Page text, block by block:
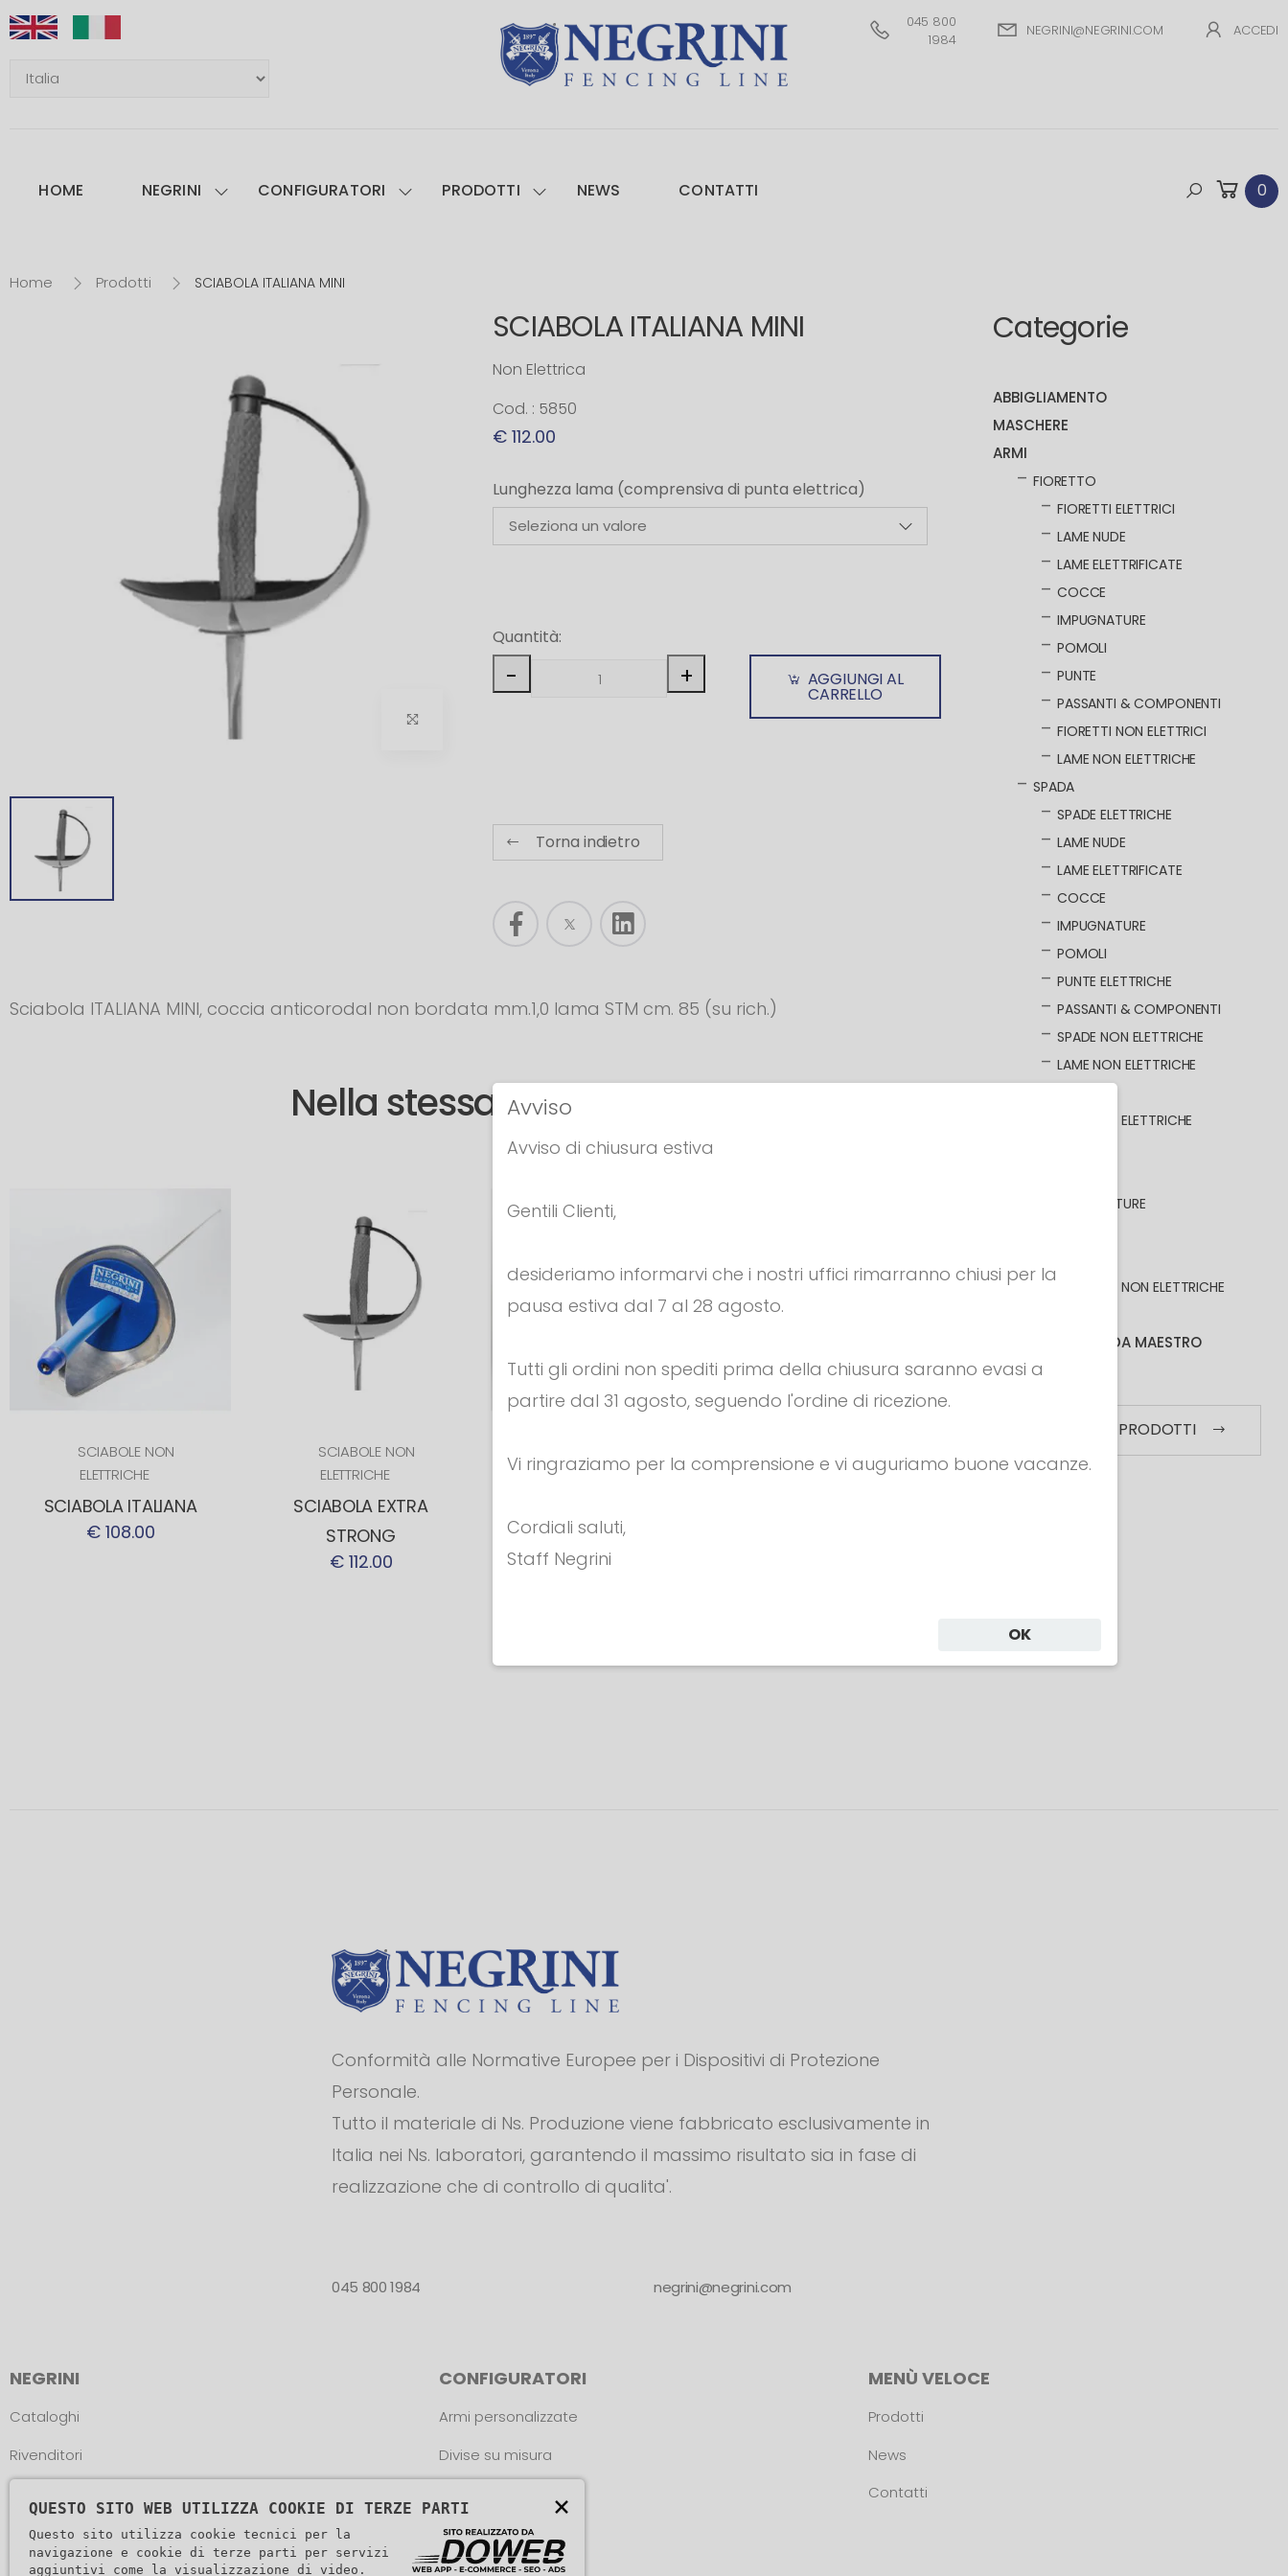
045 800
1984
NEGRINI@NEGRINI.COM ACCEDI
HOME NEGRINI CONFIGURATORI PRODOTTI NEWS CONTATTI 0
Home Prodotti SCIABOLA ITALIANA MINI
SCIABOLA ITALIANA MINI
Non Elettrica
Cod. : 5850
€ 112.00
Lunghezza lama (comprensiva di punta elettrica)
Quantità:
- + AGGIUNGI AL
CARRELLO
Torna indietro
Sciabola ITALIANA MINI, coccia anticorodal non bordata mm.1,0 lama STM cm. 85 (su rich.)
Nella stessa categoria
SCIABOLE NON
ELETTRICHE
SCIABOLA ITALIANA
€ 108.00
SCIABOLE NON
ELETTRICHE
SCIABOLA EXTRA
STRONG
€ 112.00
ELETTRICHE
LEGGERA
€ 112.00
ELETTRICHE
Categorie
ABBIGLIAMENTO
MASCHERE
ARMI
FIORETTO
FIORETTI ELETTRICI
LAME NUDE
LAME ELETTRIFICATE
COCCE
IMPUGNATURE
POMOLI
PUNTE
PASSANTI & COMPONENTI
FIORETTI NON ELETTRICI
LAME NON ELETTRICHE
SPADA
SPADE ELETTRICHE
LAME NUDE
LAME ELETTRIFICATE
COCCE
IMPUGNATURE
POMOLI
PUNTE ELETTRICHE
PASSANTI & COMPONENTI
SPADE NON ELETTRICHE
LAME NON ELETTRICHE
SCIABOLE ELETTRICHE
IMPUGNATURE
SCIABOLE NON ELETTRICHE
ABBIGLIAMENTO DA MAESTRO
MORE
VEDI TUTTI I PRODOTTI
Conformità alle Normative Europee per i Dispositivi di Protezione
Personale.
Tutto il materiale di Ns. Produzione viene fabbricato esclusivamente in
Italia nei Ns. laboratori, garantendo il massimo risultato sia in fase di
realizzazione che di controllo di qualita'.
045 800 1984 negrini@negrini.com
NEGRINI
Cataloghi
Rivenditori
Assistenza
CONFIGURATORI
Armi personalizzate
Divise su misura
MENÙ VELOCE
Prodotti
News
Contatti
×
QUESTO SITO WEB UTILIZZA COOKIE DI TERZE PARTI
Questo sito utilizza cookie tecnici per la
navigazione e cookie di terze parti per servizi
aggiuntivi come la visualizzazione di video.
Avviso
Avviso di chiusura estiva
Gentili Clienti,
desideriamo informarvi che i nostri uffici rimarranno chiusi per la
pausa estiva dal 7 al 28 agosto.
Tutti gli ordini non spediti prima della chiusura saranno evasi a
partire dal 31 agosto, seguendo l'ordine di ricezione.
Vi ringraziamo per la comprensione e vi auguriamo buone vacanze.
Cordiali saluti,
Staff Negrini
OK